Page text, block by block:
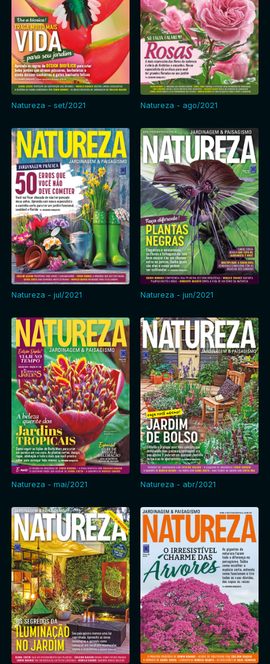
Natureza - set/2021 Natureza - ago/2021
Natureza - jul/2021 Natureza - jun/2021
Natureza - mai/2021 Natureza - abr/2021